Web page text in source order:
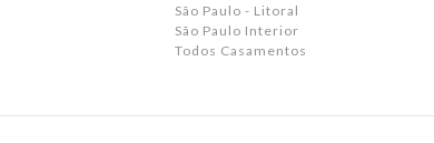
São Paulo - Litoral
São Paulo Interior
Todos Casamentos